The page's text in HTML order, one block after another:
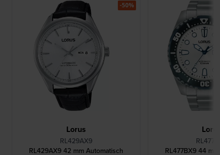
Lorus
RL429AX9
RL429AX9 42 mm Automatisch
-50%
RL477BX9 44